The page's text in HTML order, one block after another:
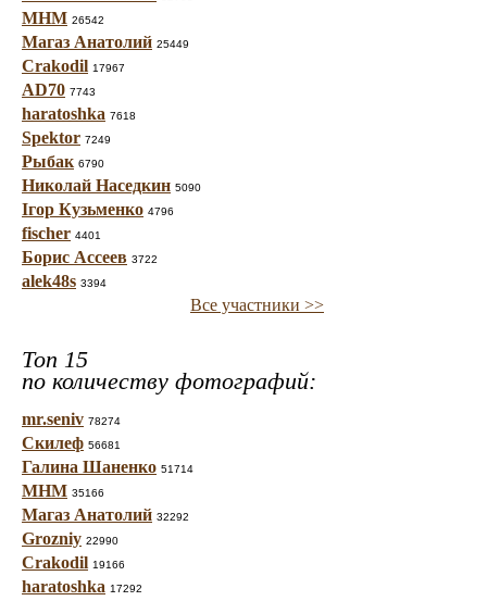
МНМ 26542
Магаз Анатолий 25449
Crakodil 17967
AD70 7743
haratoshka 7618
Spektor 7249
Рыбак 6790
Николай Наседкин 5090
Ігор Кузьменко 4796
fischer 4401
Борис Ассеев 3722
alek48s 3394
Все участники >>
Топ 15
по количеству фотографий:
mr.seniv 78274
Скилеф 56681
Галина Шаненко 51714
МНМ 35166
Магаз Анатолий 32292
Grozniy 22990
Crakodil 19166
haratoshka 17292